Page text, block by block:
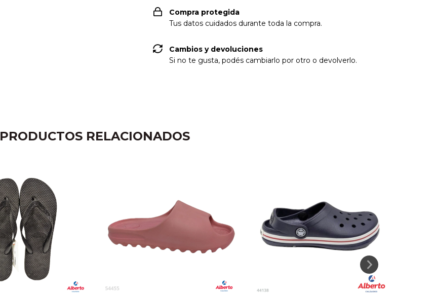
Compra protegida
Tus datos cuidados durante toda la compra.
Cambios y devoluciones
Si no te gusta, podés cambiarlo por otro o devolverlo.
PRODUCTOS RELACIONADOS